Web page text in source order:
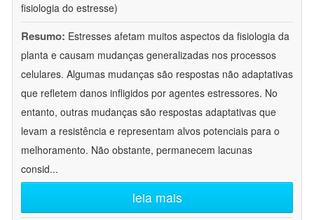
fisiologia do estresse)
Resumo: Estresses afetam muitos aspectos da fisiologia da
planta e causam mudanças generalizadas nos processos
celulares. Algumas mudanças são respostas não adaptativas
que refletem danos infligidos por agentes estressores. No
entanto, outras mudanças são respostas adaptativas que
levam a resistência e representam alvos potenciais para o
melhoramento. Não obstante, permanecem lacunas
consid...
leia mais